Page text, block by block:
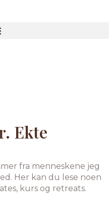
Ekte
fra menneskene jeg
Her kan du lese noen
kurs og retreats.